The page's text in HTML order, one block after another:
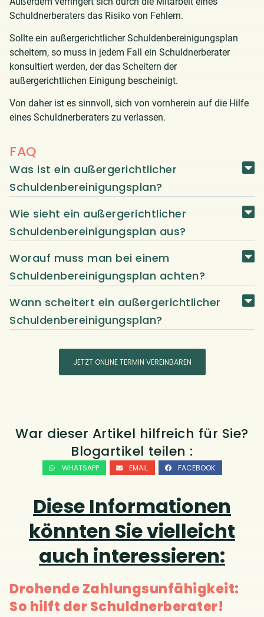
Schuldnerberaters das Risiko von Fehlern.
Sollte ein außergerichtlicher Schuldenbereinigungsplan
scheitern, so muss in jedem Fall ein Schuldnerberater
konsultiert werden, der das Scheitern der
außergerichtlichen Einigung bescheinigt.
Von daher ist es sinnvoll, sich von vornherein auf die Hilfe
eines Schuldnerberaters zu verlassen.
FAQ
Was ist ein außergerichtlicher
Schuldenbereinigungsplan?
Wie sieht ein außergerichtlicher
Schuldenbereinigungsplan aus?
Worauf muss man bei einem
Schuldenbereinigungsplan achten?
Wann scheitert ein außergerichtlicher
Schuldenbereinigungsplan?
JETZT ONLINE TERMIN VEREINBAREN
War dieser Artikel hilfreich für Sie?
Blogartikel teilen :
WHATSAPP EMAIL FACEBOOK
Diese Informationen
könnten Sie vielleicht
auch interessieren:
Drohende Zahlungs­unfähigkeit:
So hilft der Schuldnerberater!